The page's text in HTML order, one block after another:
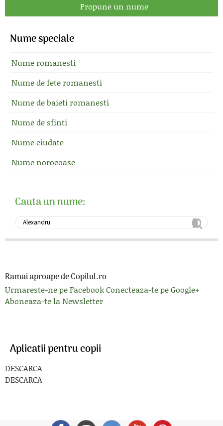
Propune un nume
Nume speciale
Nume romanesti
Nume de fete romanesti
Nume de baieti romanesti
Nume de sfinti
Nume ciudate
Nume norocoase
Cauta un nume:
Ramai aproape de Copilul.ro
Urmareste-ne pe FacebookConecteaza-te pe Google+
Aboneaza-te la Newsletter
Aplicatii pentru copii
DESCARCA
DESCARCA